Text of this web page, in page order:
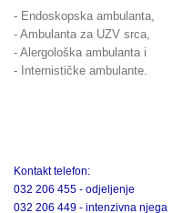
- Endoskopska ambulanta,
- Ambulanta za UZV srca,
- Alergološka ambulanta i
- Internističke ambulante.
Kontakt telefon:
032 206 455 - odjeljenje
032 206 449 - intenzivna njega